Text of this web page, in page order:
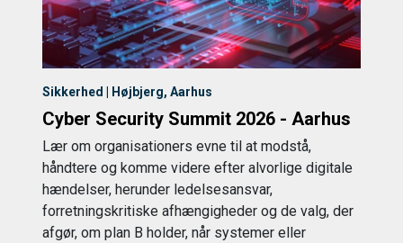
Sikkerhed | Højbjerg, Aarhus
Cyber Security Summit 2026 - Aarhus
Lær om organisationers evne til at modstå,
håndtere og komme videre efter alvorlige digitale
hændelser, herunder ledelsesansvar,
forretningskritiske afhængigheder og de valg, der
afgør, om plan B holder, når systemer eller